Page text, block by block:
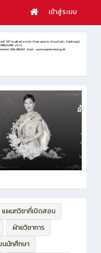
เข้าสู่ระบบ
ฝ่ายวิชาการ
นนักศึกษา
ปริญญาตรี (ทลบ.)